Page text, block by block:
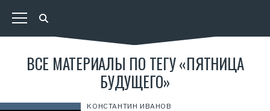
ВСЕ МАТЕРИАЛЫ ПО ТЕГУ «ПЯТНИЦА
БУДУЩЕГО»
КОНСТАНТИН ИВАНОВ